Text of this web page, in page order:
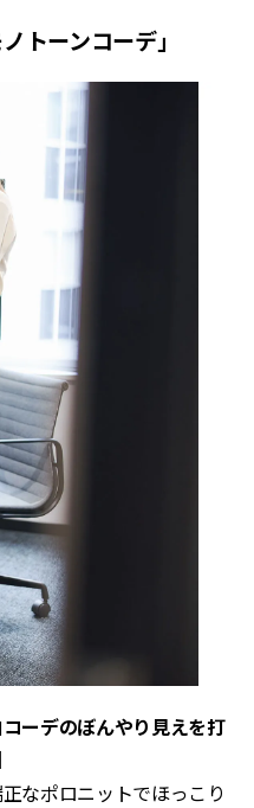
トーンコーデ」
ーデのぼんやり見えを打
なポロニットでほっこり